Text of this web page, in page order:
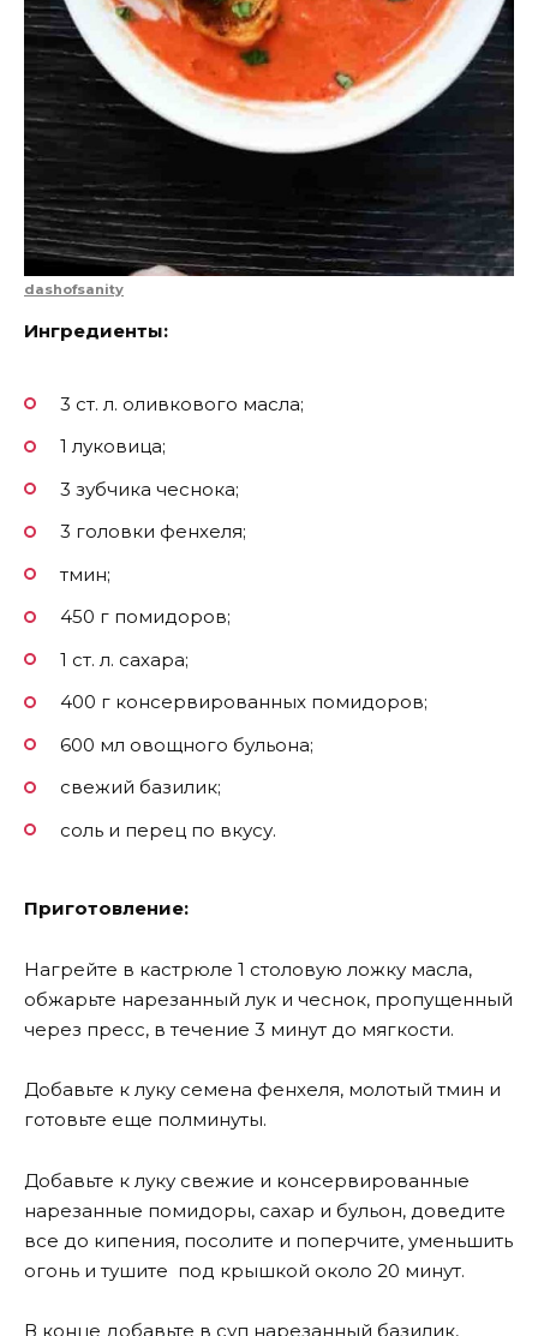
dashofsanity
Ингредиенты:
3 ст. л. оливкового масла;
1 луковица;
3 зубчика чеснока;
3 головки фенхеля;
тмин;
450 г помидоров;
1 ст. л. сахара;
400 г консервированных помидоров;
600 мл овощного бульона;
свежий базилик;
соль и перец по вкусу.
Приготовление:
Нагрейте в кастрюле 1 столовую ложку масла,
обжарьте нарезанный лук и чеснок, пропущенный
через пресс, в течение 3 минут до мягкости.
Добавьте к луку семена фенхеля, молотый тмин и
готовьте еще полминуты.
Добавьте к луку свежие и консервированные
нарезанные помидоры, сахар и бульон, доведите
все до кипения, посолите и поперчите, уменьшить
огонь и тушите под крышкой около 20 минут.
В конце добавьте в суп нарезанный базилик,